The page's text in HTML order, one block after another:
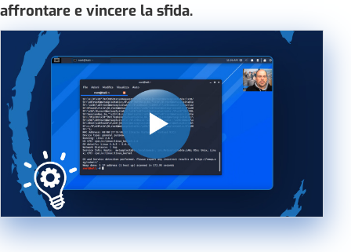
affrontare e vincere la sfida.